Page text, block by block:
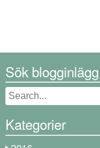
Sök blogginlägg
Kategorier